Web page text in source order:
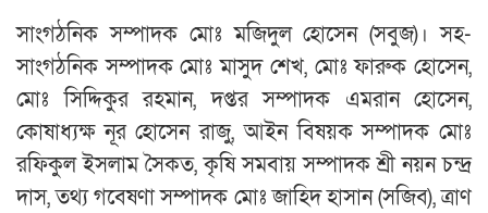
সাংগঠনিক সম্পাদক মোঃ মজিদুল হোসেন (সবুজ)। সহ-
সাংগঠনিক সম্পাদক মোঃ মাসুদ শেখ, মোঃ ফারুক হোসেন,
মোঃ সিদ্দিকুর রহমান, দপ্তর সম্পাদক এমরান হোসেন,
কোষাধ্যক্ষ নূর হোসেন রাজু, আইন বিষয়ক সম্পাদক মোঃ
রফিকুল ইসলাম সৈকত, কৃষি সমবায় সম্পাদক শ্রী নয়ন চন্দ্র
দাস, তথ্য গবেষণা সম্পাদক মোঃ জাহিদ হাসান (সজিব), ত্রাণ